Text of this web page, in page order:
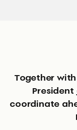
Together with European leaders I spoke with
President
coordinate